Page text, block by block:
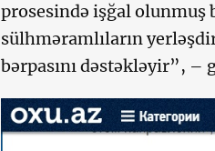
prosesində işğal olunmuş
sülhməramlıların
bərpasını dəstəkləyir”, –